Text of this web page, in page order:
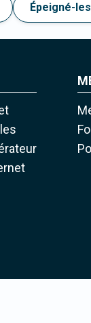
Épeigné-